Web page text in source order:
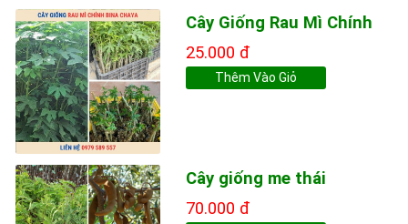
Cây Giống Rau Mì Chính
25.000 đ
Thêm Vào Giỏ
Cây giống me thái
70.000 đ